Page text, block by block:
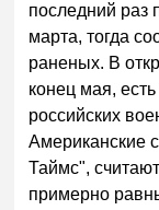
последний раз
марта, тогда
раненых. В
конец мая,
российских
Американские
Таймс",
примерно